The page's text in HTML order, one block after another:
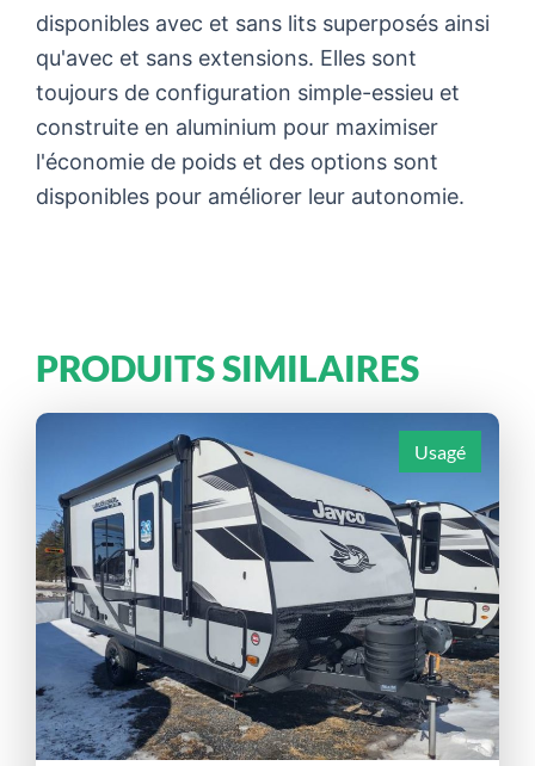
disponibles avec et sans lits superposés ainsi
qu'avec et sans extensions. Elles sont
toujours de configuration simple-essieu et
construite en aluminium pour maximiser
l'économie de poids et des options sont
disponibles pour améliorer leur autonomie.
PRODUITS SIMILAIRES
Usagé